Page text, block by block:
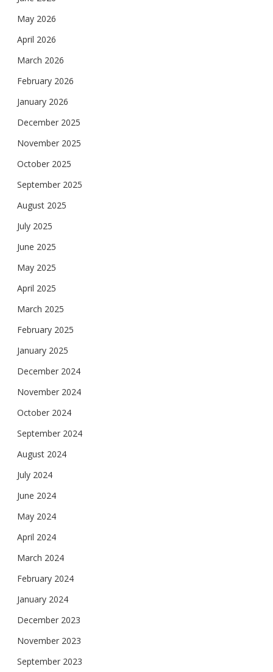
May 2026
April 2026
March 2026
February 2026
January 2026
December 2025
November 2025
October 2025
September 2025
August 2025
July 2025
June 2025
May 2025
April 2025
March 2025
February 2025
January 2025
December 2024
November 2024
October 2024
September 2024
August 2024
July 2024
June 2024
May 2024
April 2024
March 2024
February 2024
January 2024
December 2023
November 2023
September 2023